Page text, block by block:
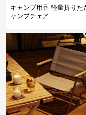
キャンプ用品 軽量折りた
ャンプチェア